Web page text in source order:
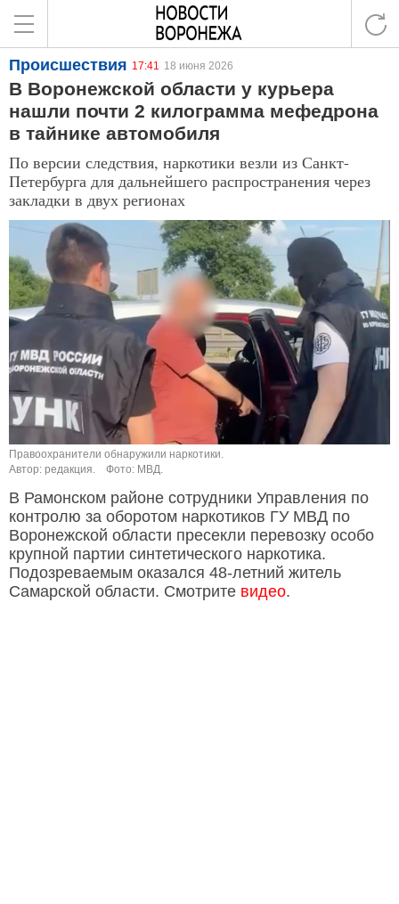
Происшествия 17:41 18 июня 2026
В Воронежской области у курьера
нашли почти 2 килограмма мефедрона
в тайнике автомобиля
По версии следствия, наркотики везли из Санкт-
Петербурга для дальнейшего распространения через
закладки в двух регионах
Правоохранители обнаружили наркотики.
Автор: редакция.
Фото: МВД.
В Рамонском районе сотрудники Управления по
контролю за оборотом наркотиков ГУ МВД по
Воронежской области пресекли перевозку особо
крупной партии синтетического наркотика.
Подозреваемым оказался 48-летний житель
Самарской области. Смотрите видео.